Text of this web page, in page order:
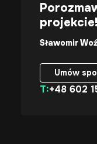
projekcie!
Sławomir
Umów
Umów
T:+48 602